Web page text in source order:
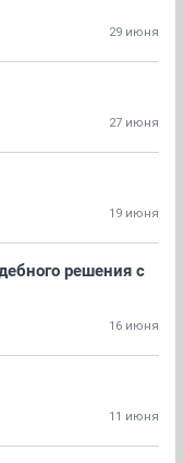
29 июня
27 июня
19 июня
решения с
16 июня
11 июня